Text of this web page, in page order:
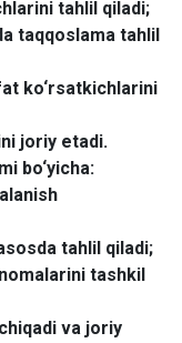
tahlil qiladi;
taqqoslama tahlil
ko‘rsatkichlarini
joriy etadi.
bo‘yicha:
tahlil qiladi;
tashkil
va joriy